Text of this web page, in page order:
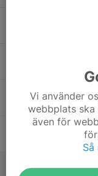
Vi använder
webbplats ska
även för